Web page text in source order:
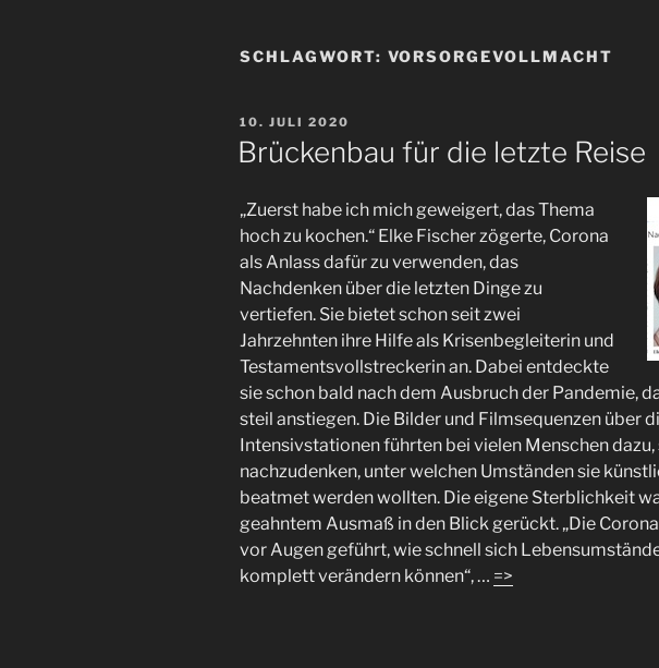
SCHLAGWORT: VORSORGEVOLLMACHT
VERÖFFENTLICHT
AM
10. JULI 2020
Brückenbau für die letzte Reise
„Zuerst habe ich mich geweigert, das Thema
hoch zu kochen.“ Elke Fischer zögerte, Corona
als Anlass dafür zu verwenden, das
Nachdenken über die letzten Dinge zu
vertiefen. Sie bietet schon seit zwei
Jahrzehnten ihre Hilfe als Krisenbegleiterin und
Testamentsvollstreckerin an. Dabei entdeckte
sie schon bald nach dem Ausbruch der Pandemie,
steil anstiegen. Die Bilder und Filmsequenzen über
Intensivstationen führten bei vielen Menschen
nachzudenken, unter welchen Umständen sie
beatmet werden wollten. Die eigene Sterblichkeit
geahntem Ausmaß in den Blick gerückt. „Die
vor Augen geführt, wie schnell sich
komplett verändern können“, … =>